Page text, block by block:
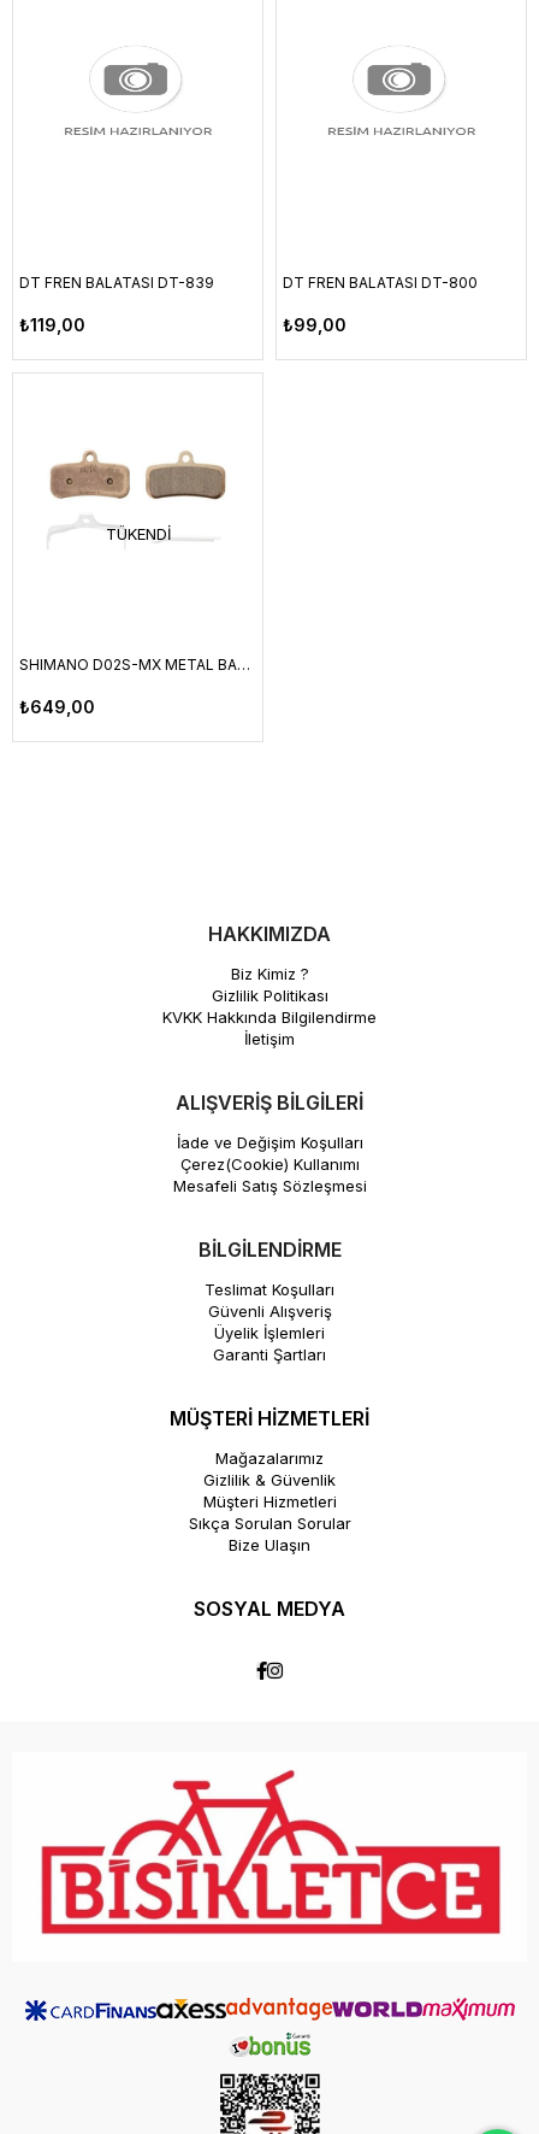
DT FREN BALATASI DT-839
₺119,00
DT FREN BALATASI DT-800
₺99,00
TÜKENDI
SHIMANO D02S-MX METAL BALATA PABUÇ VE ÇATAL PİM YAY (ÇİFT)
₺649,00
HAKKIMIZDA
Biz Kimiz ?
Gizlilik Politikası
KVKK Hakkında Bilgilendirme
İletişim
ALIŞVERİŞ BİLGİLERİ
İade ve Değişim Koşulları
Çerez(Cookie) Kullanımı
Mesafeli Satış Sözleşmesi
BİLGİLENDİRME
Teslimat Koşulları
Güvenli Alışveriş
Üyelik İşlemleri
Garanti Şartları
MÜŞTERİ HİZMETLERİ
Mağazalarımız
Gizlilik & Güvenlik
Müşteri Hizmetleri
Sıkça Sorulan Sorular
Bize Ulaşın
SOSYAL MEDYA